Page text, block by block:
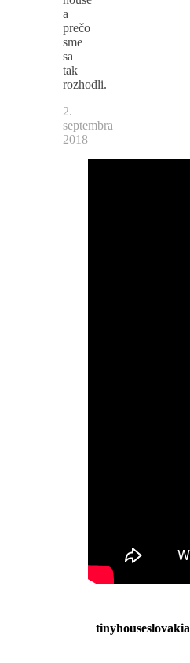
a
prečo
sme
sa
tak
rozhodli.
2.
septembra
2018
tinyhouseslovakia